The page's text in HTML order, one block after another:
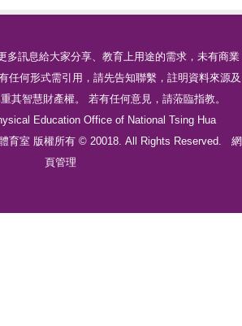
多訊息給大家分享、教育上用途的需求，未有商業
任何形式需引用，請先告知聯繫，註明資料來源及
其智慧財產權。 若有任何意見，請蒞臨指教。
Education Office of National Tsing Hua
育室 版權所有 © 20018. All Rights Reserved. 網
頁管理